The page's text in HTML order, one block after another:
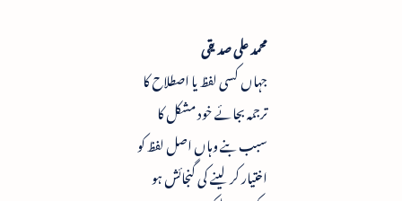
محمد علی صدیقی
جہاں کسی لفظ یا اصطلاح کا
ترجمہ بجائے خود مشکل کا
سبب بنے وہاں اصل لفظ کو
اختیار کر لینے کی گنجائش ہو